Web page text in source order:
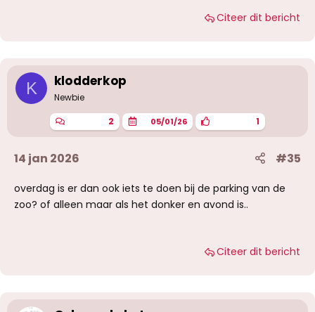
n
g
Citeer dit bericht
K klodderkop
Newbie
2 05/01/26 1
14 jan 2026 #35
overdag is er dan ook iets te doen bij de parking van de
zoo? of alleen maar als het donker en avond is..
Citeer dit bericht